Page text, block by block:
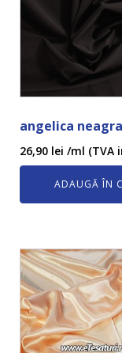
angelica neagra
26,90 lei /ml (TVA
ADAUGĂ ÎN